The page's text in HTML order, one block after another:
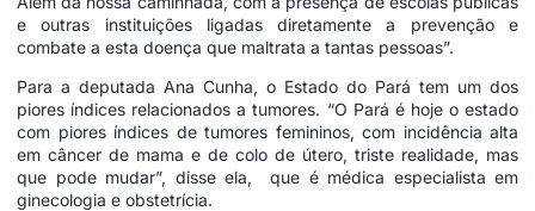
e outras instituições ligadas diretamente a prevenção e
combate a esta doença que maltrata a tantas pessoas”.
Para a deputada Ana Cunha, o Estado do Pará tem um dos
piores índices relacionados a tumores. “O Pará é hoje o estado
com piores índices de tumores femininos, com incidência alta
em câncer de mama e de colo de útero, triste realidade, mas
que pode mudar”, disse ela, que é médica especialista em
ginecologia e obstetrícia.